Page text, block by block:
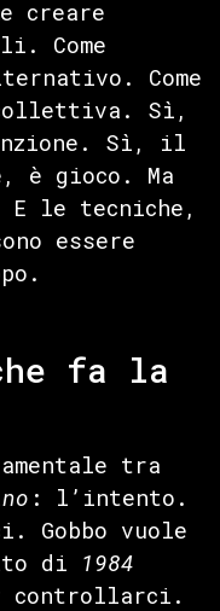
creare
Come
Come
collettiva. Sì,
Sì, il
è gioco. Ma
le tecniche,
essere
fa la
tra
: l’intento.
Gobbo vuole
di 1984